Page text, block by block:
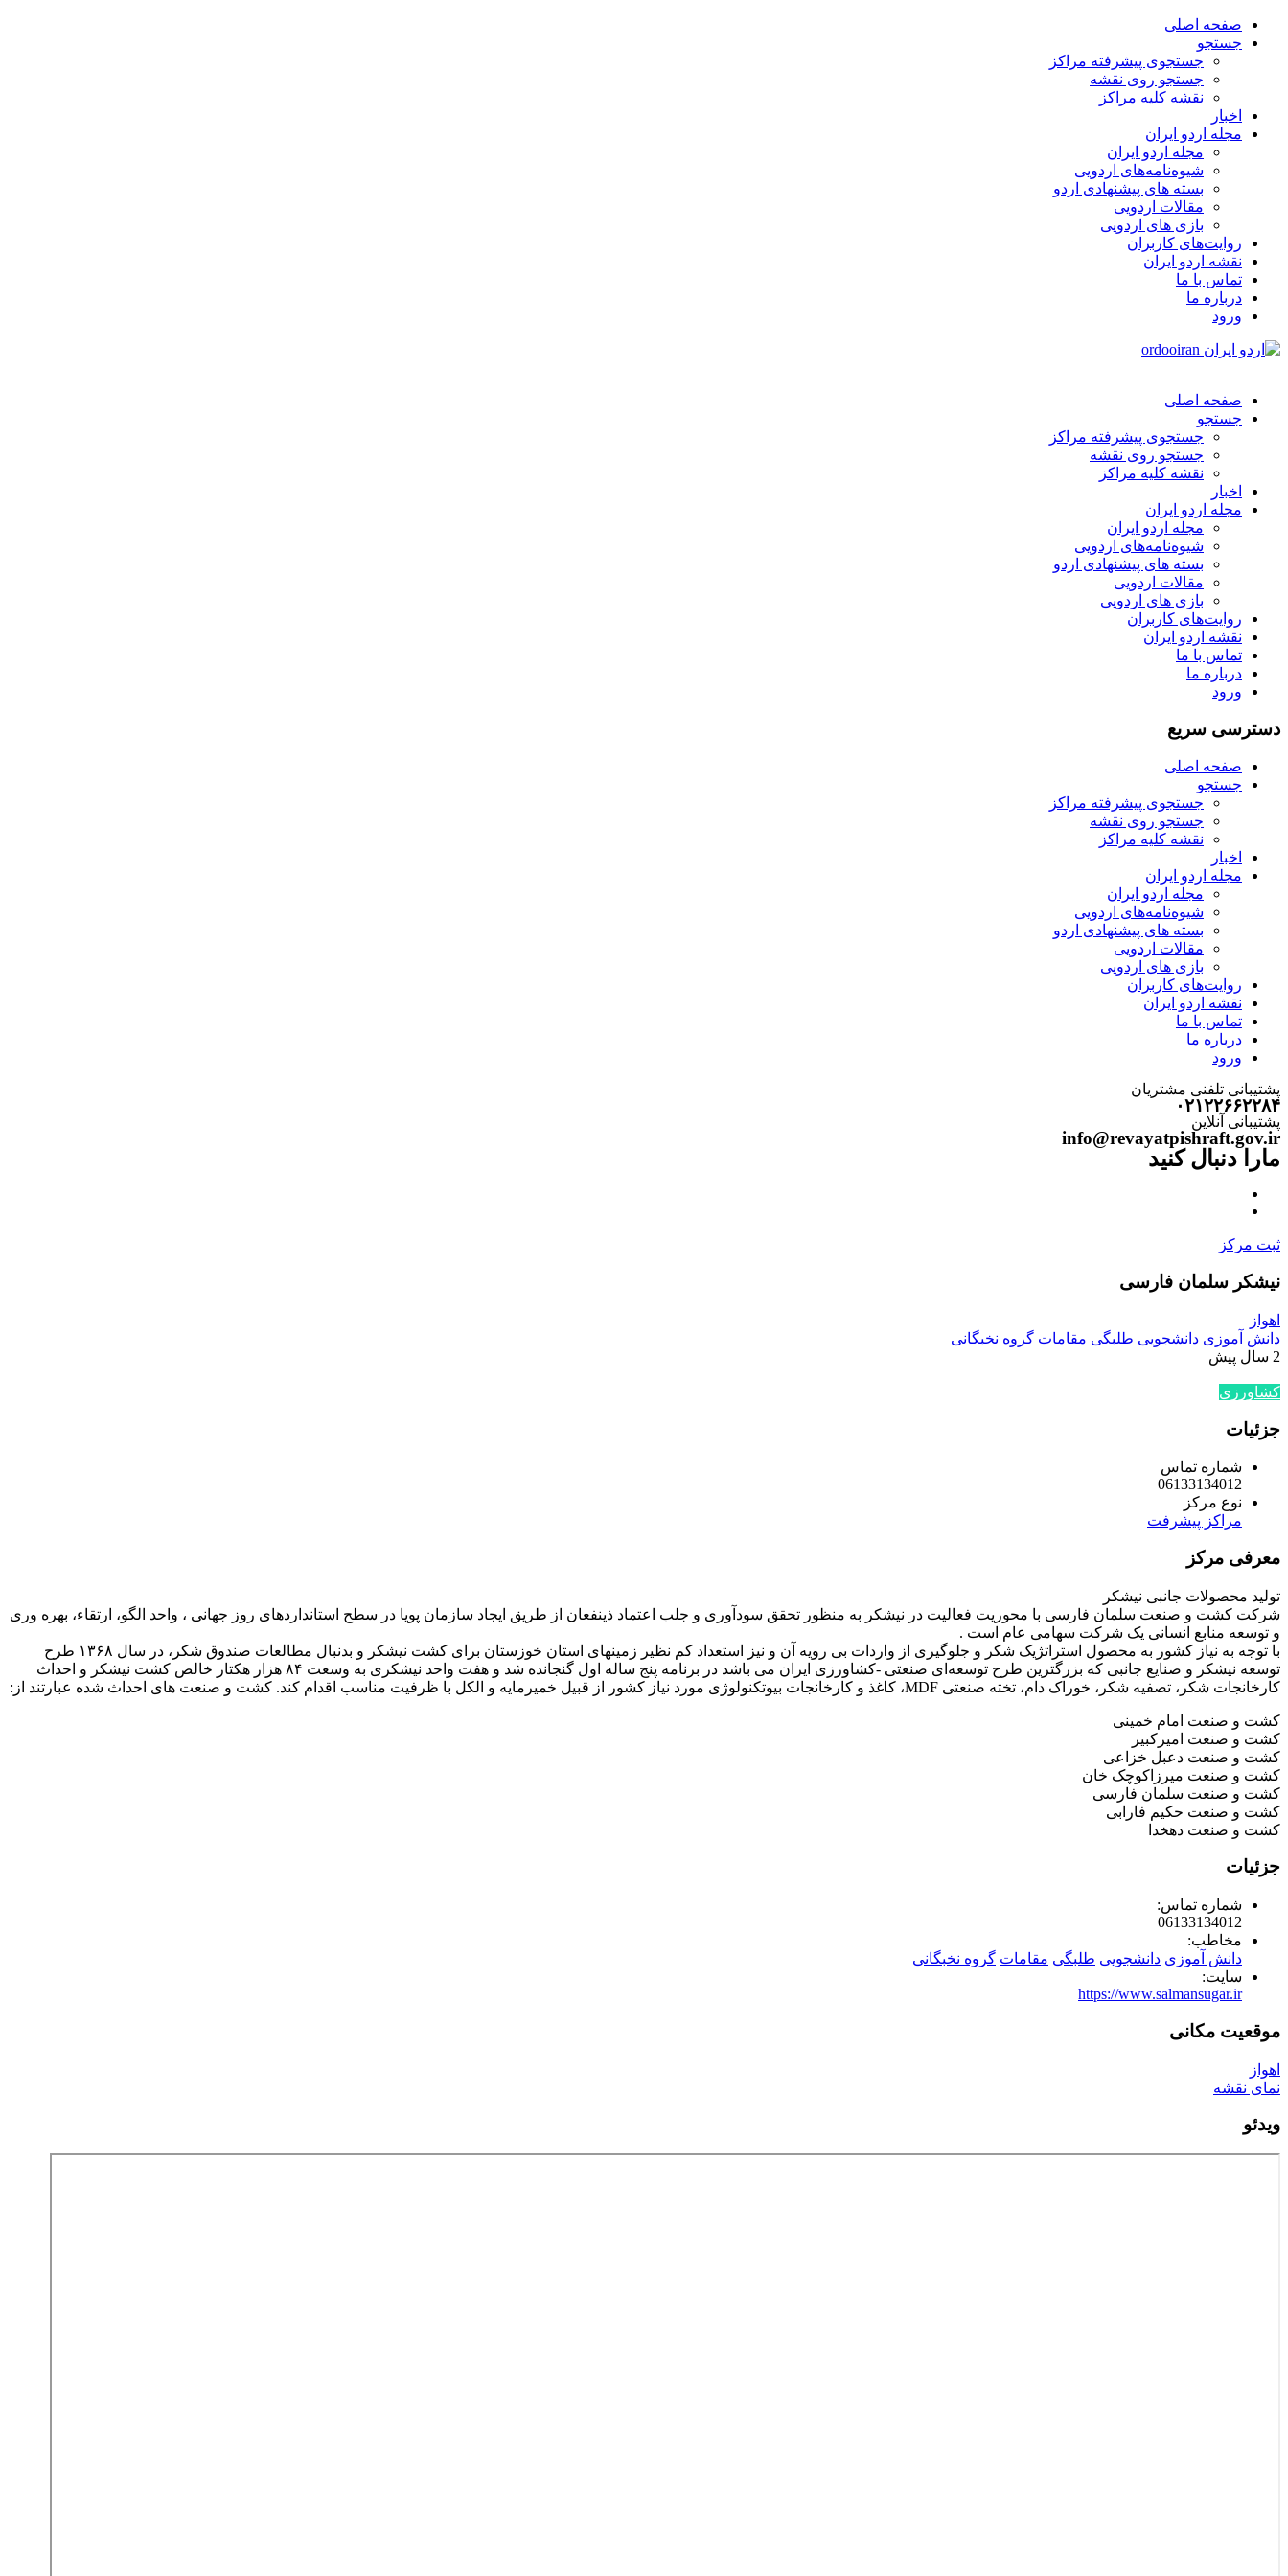
صفحه اصلی
جستجو
جستجوی پیشرفته مراکز
جستجو روی نقشه
نقشه کلیه مراکز
اخبار
مجله اردو ایران
مجله اردو ایران
شیوه‌نامه‌های اردویی
بسته های پیشنهادی اردو
مقالات اردویی
بازی های اردویی
روایت‌های کاربران
نقشه اردو ایران
تماس با ما
درباره ما
ورود
صفحه اصلی
جستجو
جستجوی پیشرفته مراکز
جستجو روی نقشه
نقشه کلیه مراکز
اخبار
مجله اردو ایران
مجله اردو ایران
شیوه‌نامه‌های اردویی
بسته های پیشنهادی اردو
مقالات اردویی
بازی های اردویی
روایت‌های کاربران
نقشه اردو ایران
تماس با ما
درباره ما
ورود
دسترسی سریع
صفحه اصلی
جستجو
جستجوی پیشرفته مراکز
جستجو روی نقشه
نقشه کلیه مراکز
اخبار
مجله اردو ایران
مجله اردو ایران
شیوه‌نامه‌های اردویی
بسته های پیشنهادی اردو
مقالات اردویی
بازی های اردویی
روایت‌های کاربران
نقشه اردو ایران
تماس با ما
درباره ما
ورود
پشتیبانی تلفنی مشتریان
۰۲۱۲۲۶۶۲۲۸۴
پشتیبانی آنلاین
info@revayatpishraft.gov.ir
مارا دنبال کنید
ثبت مرکز
نیشکر سلمان فارسی
اهواز
دانش آموزی دانشجویی طلبگی مقامات گروه نخبگانی
2 سال پیش
کشاورزی
جزئیات
شماره تماس
06133134012
نوع مرکز
مراکز پیشرفت
معرفی مرکز
تولید محصولات جانبی نیشکر
شرکت کشت و صنعت سلمان فارسی با محوریت فعالیت در نیشکر به منظور تحقق سودآوری و جلب اعتماد ذینفعان از طریق ایجاد سازمان پویا در سطح استانداردهای روز جهانی ، واحد الگو، ارتقاء، بهره وری
و توسعه منابع انسانی یک شرکت سهامی عام است .
با توجه به نیاز کشور به محصول استراتژیک شکر و جلوگیری از واردات بی رویه آن و نیز استعداد کم نظیر زمینهای استان خوزستان برای کشت نیشکر و بدنبال مطالعات صندوق شکر، در سال ۱۳۶۸ طرح
توسعه نیشکر و صنایع جانبی که بزرگترین طرح توسعه‌ای صنعتی -کشاورزی ایران می باشد در برنامه پنج ساله اول گنجانده شد و هفت واحد نیشکری به وسعت ۸۴ هزار هکتار خالص کشت نیشکر و احداث
کارخانجات شکر، تصفیه شکر، خوراک دام، تخته صنعتی MDF، کاغذ و کارخانجات بیوتکنولوژی مورد نیاز کشور از قبیل خمیرمایه و الکل با ظرفیت مناسب اقدام کند. کشت و صنعت های احداث شده عبارتند از:
کشت و صنعت امام خمینی
کشت و صنعت امیرکبیر
کشت و صنعت دعبل خزاعی
کشت و صنعت میرزاکوچک خان
کشت و صنعت سلمان فارسی
کشت و صنعت حکیم فارابی
کشت و صنعت دهخدا
جزئیات
شماره تماس:
06133134012
مخاطب:
دانش آموزی دانشجویی طلبگی مقامات گروه نخبگانی
سایت:
https://www.salmansugar.ir
موقعیت مکانی
اهواز
نمای نقشه
ویدئو